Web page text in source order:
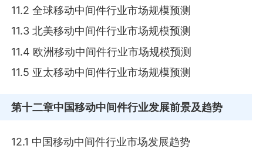
11.2 全球移动中间件行业市场规模预测
11.3 北美移动中间件行业市场规模预测
11.4 欧洲移动中间件行业市场规模预测
11.5 亚太移动中间件行业市场规模预测
第十二章中国移动中间件行业发展前景及趋势
12.1 中国移动中间件行业市场发展趋势